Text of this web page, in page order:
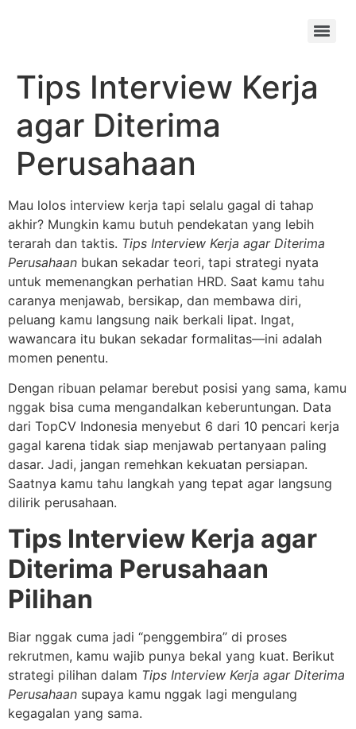
Menu
Tips Interview Kerja
agar Diterima
Perusahaan
Mau lolos interview kerja tapi selalu gagal di tahap
akhir? Mungkin kamu butuh pendekatan yang lebih
terarah dan taktis. Tips Interview Kerja agar Diterima
Perusahaan bukan sekadar teori, tapi strategi nyata
untuk memenangkan perhatian HRD. Saat kamu tahu
caranya menjawab, bersikap, dan membawa diri,
peluang kamu langsung naik berkali lipat. Ingat,
wawancara itu bukan sekadar formalitas—ini adalah
momen penentu.
Dengan ribuan pelamar berebut posisi yang sama, kamu
nggak bisa cuma mengandalkan keberuntungan. Data
dari TopCV Indonesia menyebut 6 dari 10 pencari kerja
gagal karena tidak siap menjawab pertanyaan paling
dasar. Jadi, jangan remehkan kekuatan persiapan.
Saatnya kamu tahu langkah yang tepat agar langsung
dilirik perusahaan.
Tips Interview Kerja agar
Diterima Perusahaan
Pilihan
Biar nggak cuma jadi “penggembira” di proses
rekrutmen, kamu wajib punya bekal yang kuat. Berikut
strategi pilihan dalam Tips Interview Kerja agar Diterima
Perusahaan supaya kamu nggak lagi mengulang
kegagalan yang sama.